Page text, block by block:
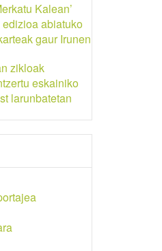
Kalean’
abiatuko
gaur Irunen
zikloak
eskainiko
larunbatetan